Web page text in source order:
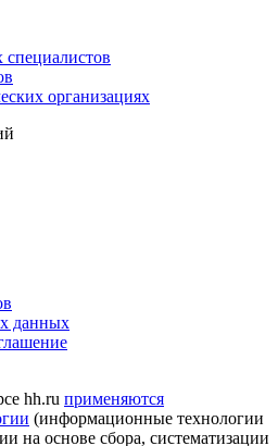
организациях
данных
hh.ru применяются
(информационные технологии
на основе сбора, систематизации